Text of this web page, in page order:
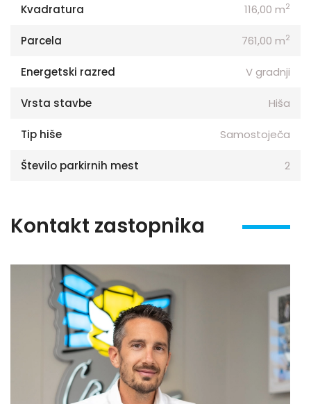
Kvadratura 116,00 m2
Parcela 761,00 m2
Energetski razred V gradnji
Vrsta stavbe Hiša
Tip hiše Samostoječa
Število parkirnih mest 2
Kontakt zastopnika